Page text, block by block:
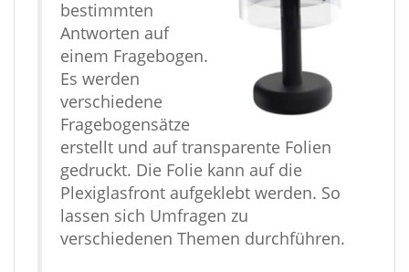
bestimmten
Antworten auf
einem Fragebogen.
Es werden
verschiedene
Fragebogensätze
erstellt und auf transparente Folien
gedruckt. Die Folie kann auf die
Plexiglasfront aufgeklebt werden. So
lassen sich Umfragen zu
verschiedenen Themen durchführen.